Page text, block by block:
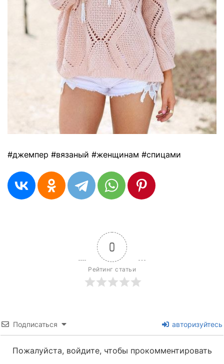
#джемпер #вязаный #женщинам #спицами
0
Рейтинг статьи
Подписаться авторизуйтесь
Пожалуйста, войдите, чтобы прокомментировать